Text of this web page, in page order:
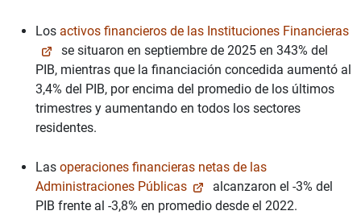
Los activos financieros de las Instituciones Financieras
se situaron en septiembre de 2025 en 343% del
PIB, mientras que la financiación concedida aumentó al
3,4% del PIB, por encima del promedio de los últimos
trimestres y aumentando en todos los sectores
residentes.
Las operaciones financieras netas de las
Administraciones Públicas
alcanzaron el -3% del
PIB frente al -3,8% en promedio desde el 2022.